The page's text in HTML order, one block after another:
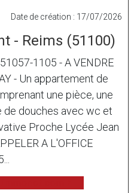
Date de création : 17/07/2026
- Reims (51100)
1105 - A VENDRE
- Un appartement de
une pièce, une
de douches avec wc et
Proche Lycée Jean
A L'OFFICE